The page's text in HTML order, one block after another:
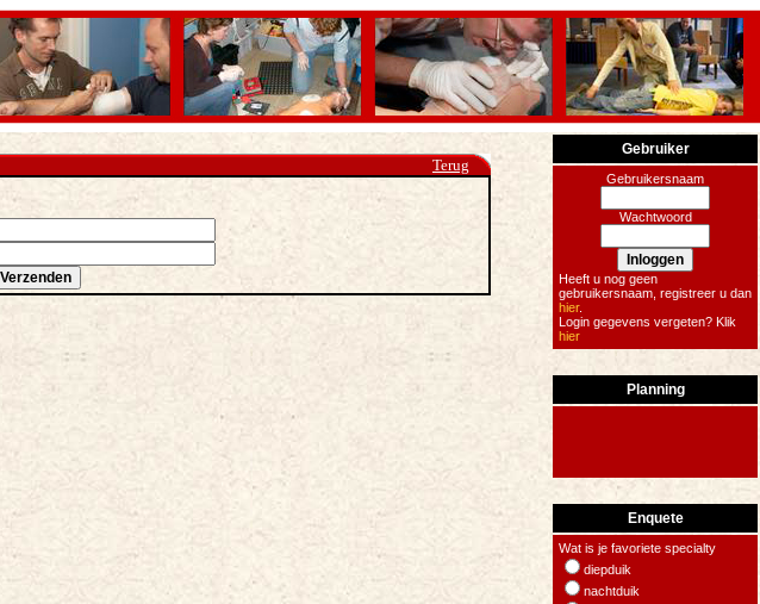
Terug
Gebruiker
Gebruikersnaam
Wachtwoord
Heeft u nog geen
gebruikersnaam, registreer u dan
hier.
Login gegevens vergeten? Klik
hier
Planning
Enquete
Wat is je favoriete specialty
diepduik
nachtduik